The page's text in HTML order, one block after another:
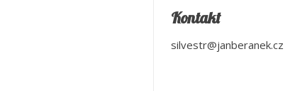
Kontakt
silvestr@janberanek.cz